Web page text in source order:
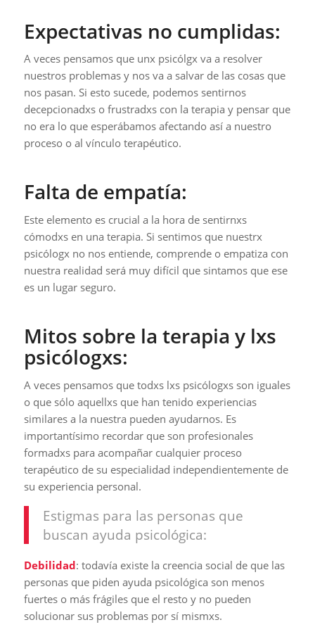
Expectativas no cumplidas:
A veces pensamos que unx psicólgx va a resolver
nuestros problemas y nos va a salvar de las cosas que
nos pasan. Si esto sucede, podemos sentirnos
decepcionadxs o frustradxs con la terapia y pensar que
no era lo que esperábamos afectando así a nuestro
proceso o al vínculo terapéutico.
Falta de empatía:
Este elemento es crucial a la hora de sentirnxs
cómodxs en una terapia. Si sentimos que nuestrx
psicólogx no nos entiende, comprende o empatiza con
nuestra realidad será muy difícil que sintamos que ese
es un lugar seguro.
Mitos sobre la terapia y lxs
psicólogxs:
A veces pensamos que todxs lxs psicólogxs son iguales
o que sólo aquellxs que han tenido experiencias
similares a la nuestra pueden ayudarnos. Es
importantísimo recordar que son profesionales
formadxs para acompañar cualquier proceso
terapéutico de su especialidad independientemente de
su experiencia personal.
Estigmas para las personas que
buscan ayuda psicológica:
Debilidad: todavía existe la creencia social de que las
personas que piden ayuda psicológica son menos
fuertes o más frágiles que el resto y no pueden
solucionar sus problemas por sí mismxs.